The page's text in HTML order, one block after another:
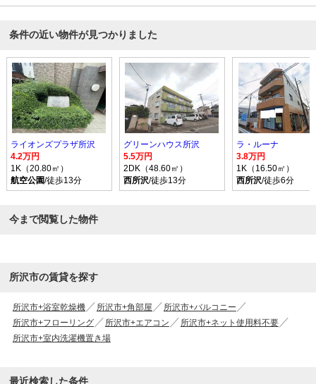
条件の近い物件が見つかりました
ライオンズプラザ所沢
4.2万円
1K（20.80㎡）
航空公園/徒歩13分
グリーンハウス所沢
5.5万円
2DK（48.60㎡）
西所沢/徒歩13分
ラ・ルーナ
3.8万円
1K（16.50㎡）
西所沢/徒歩6分
今まで閲覧した物件
所沢市の賃貸を探す
所沢市+浴室乾燥機 所沢市+角部屋
所沢市+バルコニー
所沢市+フローリング
所沢市+エアコン
所沢市+ネット使用料不要
所沢市+室内洗濯機置き場
最近検索した条件